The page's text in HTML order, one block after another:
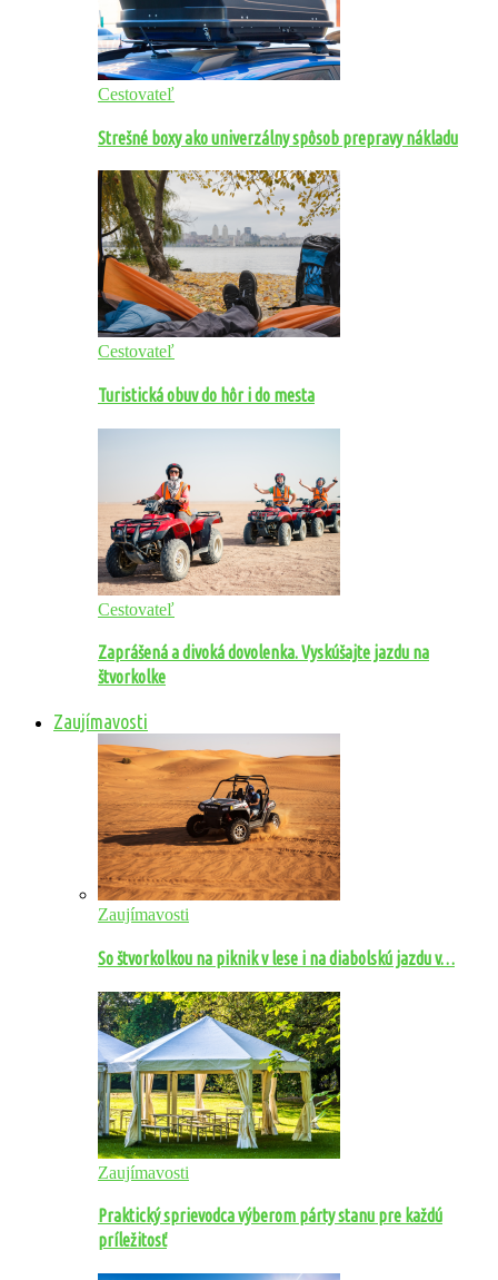
Cestovateľ
Strešné boxy ako univerzálny spôsob prepravy nákladu
Cestovateľ
Turistická obuv do hôr i do mesta
Cestovateľ
Zaprášená a divoká dovolenka. Vyskúšajte jazdu na
štvorkolke
Zaujímavosti
Zaujímavosti
So štvorkolkou na piknik v lese i na diabolskú jazdu v…
Zaujímavosti
Praktický sprievodca výberom párty stanu pre každú
príležitosť